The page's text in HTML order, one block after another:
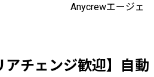
Anycrewエージェ
アチェンジ歓迎】自動